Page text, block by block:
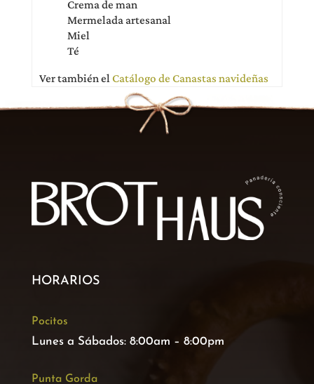
Crema de man
Mermelada artesanal
Miel
Té
Ver también elCatálogo de Canastas navideñas
HORARIOS
Pocitos
Lunes a Sábados: 8:00am – 8:00pm
Punta Gorda